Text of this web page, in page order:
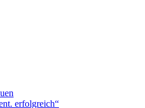
erfolgreich“